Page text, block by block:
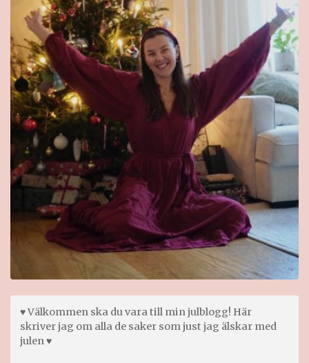
♥ Välkommen ska du vara till min julblogg! Här
skriver jag om alla de saker som just jag älskar med
julen ♥